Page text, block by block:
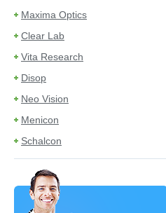
Maxima Optics
Clear Lab
Vita Research
Disop
Neo Vision
Menicon
Schalcon